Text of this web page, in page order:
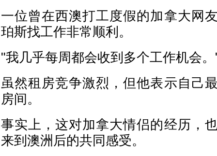
一位曾在西澳打工度假的加拿大网
珀斯找工作非常顺利。
"我几乎每周都会收到多个工作机会
虽然租房竞争激烈，但他表示自己
房间。
事实上，这对加拿大情侣的经历，
来到澳洲后的共同感受。